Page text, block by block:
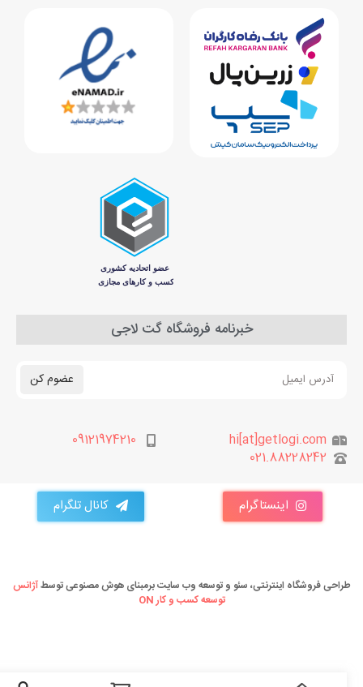
خبرنامه فروشگاه گت لاجی
عضوم کن
hi[at]getlogi.com
09121974210
021.88228242
اینستاگرام کانال تلگرام
طراحی فروشگاه اینترنتی، سئو و توسعه وب سایت برمبنای هوش مصنوعی توسطآژانس
توسعه کسب و کار ON